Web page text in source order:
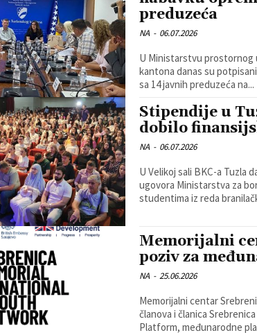
preduzeća
NA - 06.07.2026
U Ministarstvu prostornog
kantona danas su
sa 14 javnih preduzeća na...
Stipendije u
dobilo
NA - 06.07.2026
U Velikoj sali BKC-a Tuzla
ugovora Ministarstva za
studentima iz reda
Memorijalni
poziv za
NA - 25.06.2026
Memorijalni centar
članova i članica
Platform, međunarodne